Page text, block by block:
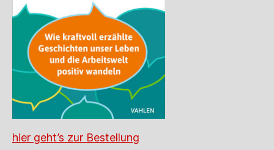
hier geht’s zur Bestellung